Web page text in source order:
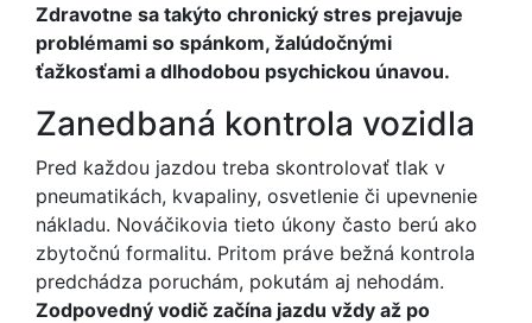
Zdravotne sa takýto chronický stres prejavuje
problémami so spánkom, žalúdočnými
ťažkosťami a dlhodobou psychickou únavou.
Zanedbaná kontrola vozidla
Pred každou jazdou treba skontrolovať tlak v
pneumatikách, kvapaliny, osvetlenie či upevnenie
nákladu. Nováčikovia tieto úkony často berú ako
zbytočnú formalitu. Pritom práve bežná kontrola
predchádza poruchám, pokutám aj nehodám.
Zodpovedný vodič začína jazdu vždy až po